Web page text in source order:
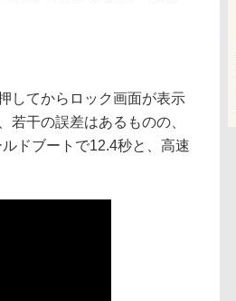
してからロック画面が表示
若干の誤差はあるものの、
ドブートで12.4秒と、高速